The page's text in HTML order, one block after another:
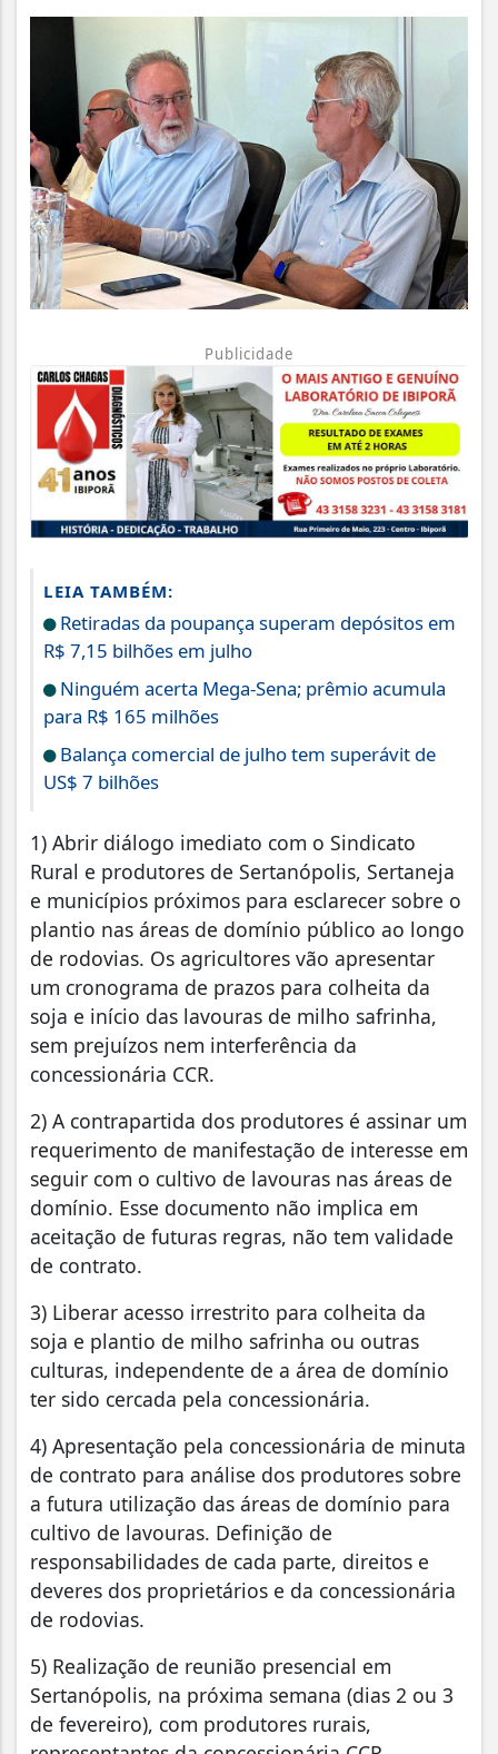
Publicidade
LEIA TAMBÉM:
Retiradas da poupança superam depósitos em
R$ 7,15 bilhões em julho
Ninguém acerta Mega-Sena; prêmio acumula
para R$ 165 milhões
Balança comercial de julho tem superávit de
US$ 7 bilhões
1) Abrir diálogo imediato com o Sindicato
Rural e produtores de Sertanópolis, Sertaneja
e municípios próximos para esclarecer sobre o
plantio nas áreas de domínio público ao longo
de rodovias. Os agricultores vão apresentar
um cronograma de prazos para colheita da
soja e início das lavouras de milho safrinha,
sem prejuízos nem interferência da
concessionária CCR.
2) A contrapartida dos produtores é assinar um
requerimento de manifestação de interesse em
seguir com o cultivo de lavouras nas áreas de
domínio. Esse documento não implica em
aceitação de futuras regras, não tem validade
de contrato.
3) Liberar acesso irrestrito para colheita da
soja e plantio de milho safrinha ou outras
culturas, independente de a área de domínio
ter sido cercada pela concessionária.
4) Apresentação pela concessionária de minuta
de contrato para análise dos produtores sobre
a futura utilização das áreas de domínio para
cultivo de lavouras. Definição de
responsabilidades de cada parte, direitos e
deveres dos proprietários e da concessionária
de rodovias.
5) Realização de reunião presencial em
Sertanópolis, na próxima semana (dias 2 ou 3
de fevereiro), com produtores rurais,